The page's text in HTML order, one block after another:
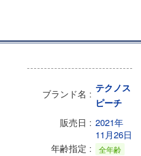
ブランド名
テクノス
ピーチ
販売日
2021年
11月26日
年齢指定
全年齢